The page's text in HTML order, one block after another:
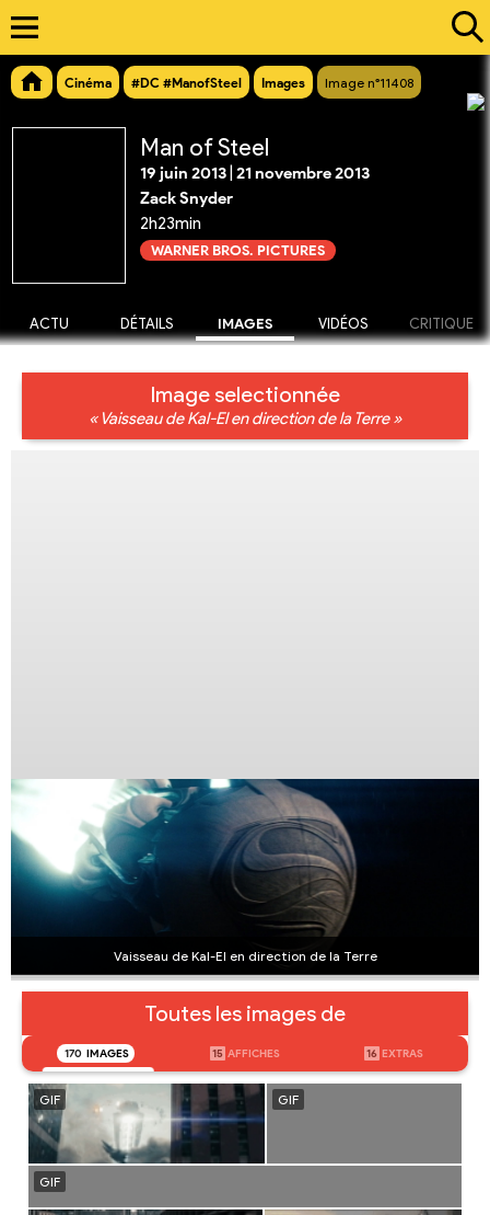
Cinéma #DC #ManofSteel Images Image n°11408
Man of Steel
19 juin 2013 21 novembre 2013
Zack Snyder
2h23min
WARNER BROS. PICTURES
ACTU DÉTAILS IMAGES VIDÉOS CRITIQUE
Image selectionnée
« Vaisseau de Kal-El en direction de la Terre »
Vaisseau de Kal-El en direction de la Terre
Toutes les images de
170 IMAGES 15 AFFICHES 16 EXTRAS